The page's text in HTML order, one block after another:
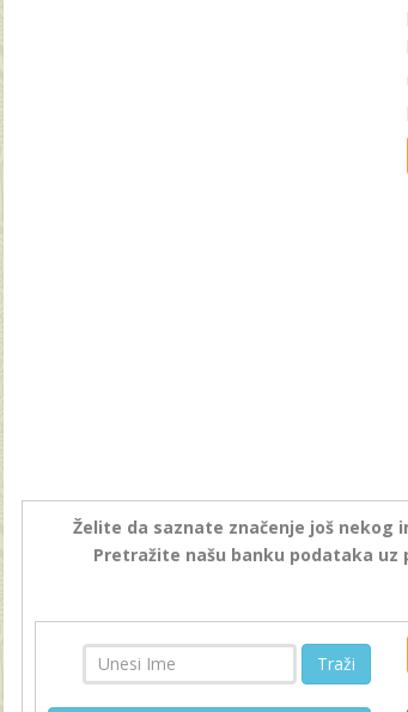
Želite da saznate značenje još nekog
Pretražite našu banku podataka uz
Traži